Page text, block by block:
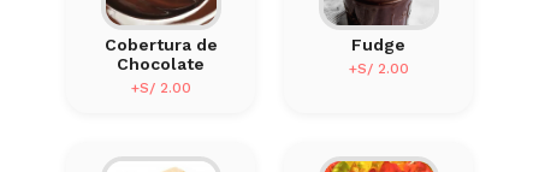
Cobertura de
Chocolate
+S/ 2.00
Fudge
+S/ 2.00